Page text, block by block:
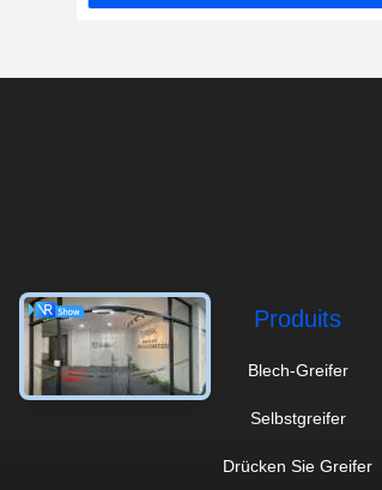
Produits
Blech-Greifer
Selbstgreifer
Drücken Sie Greifer